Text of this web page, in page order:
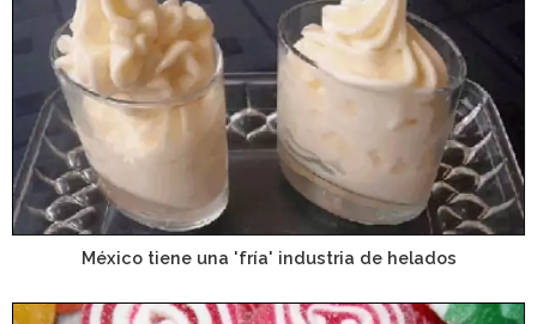
México tiene una 'fría' industria de helados